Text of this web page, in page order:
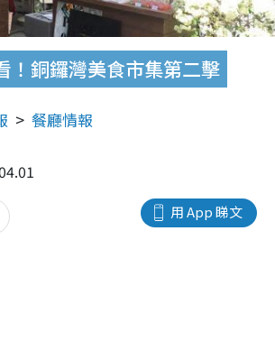
！銅鑼灣美食市集第二擊
餐廳情報
用 App 睇文